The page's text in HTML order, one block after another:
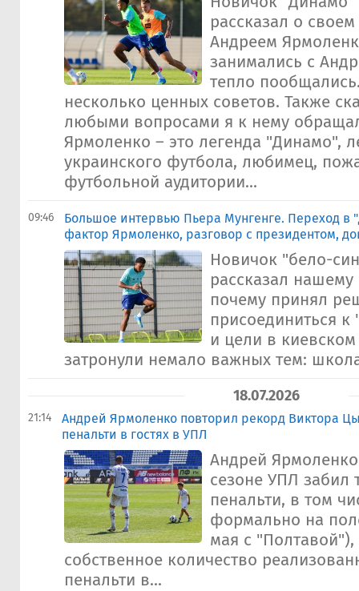
рассказал о
Андреем
занимались с
тепло
несколько ценных советов. Также
любыми вопросами я к нему
Ярмоленко – это легенда "Динамо",
украинского футбола, любимец,
футбольной аудитории...
09:46
Большое интервью Пьера Мунгенге. Переход в
фактор Ярмоленко, разговор с президентом,
Новичок "бело-
рассказал нашему
почему принял
присоединиться
и цели в
затронули немало важных тем:
18.07.2026
21:14
Андрей Ярмоленко повторил рекорд Виктора
пенальти в гостях в УПЛ
Андрей
сезоне УПЛ забил
пенальти, в том
формально на
мая с
собственное количество
пенальти в...